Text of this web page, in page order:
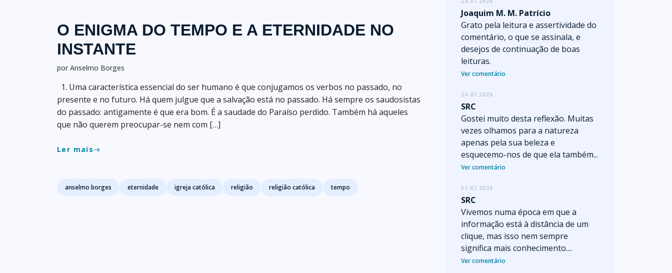
O ENIGMA DO TEMPO E A ETERNIDADE NO
INSTANTE
por Anselmo Borges
1. Uma característica essencial do ser humano é que conjugamos os verbos no passado, no
presente e no futuro. Há quem julgue que a salvação está no passado. Há sempre os saudosistas
do passado: antigamente é que era bom. É a saudade do Paraíso perdido. Também há aqueles
que não querem preocupar-se nem com […]
Ler maiseast
Tags
anselmo borges eternidade igreja católica religião religião católica tempo
Joaquim M. M. Patrício
Grato pela leitura e assertividade do
comentário, o que se assinala, e
desejos de continuação de boas
leituras.
Ver comentário
24.07.2026
SRC
Gostei muito desta reflexão. Muitas
vezes olhamos para a natureza
apenas pela sua beleza e
esquecemo-nos de que ela também...
Ver comentário
31.07.2026
SRC
Vivemos numa época em que a
informação está à distância de um
clique, mas isso nem sempre
significa mais conhecimento....
Ver comentário